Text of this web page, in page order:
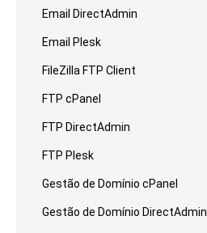
Email DirectAdmin
Email Plesk
FileZilla FTP Client
FTP cPanel
FTP DirectAdmin
FTP Plesk
Gestão de Domínio cPanel
Gestão de Domínio DirectAdmin